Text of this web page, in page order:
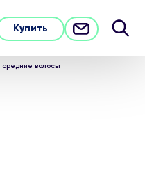
Купить
волосы